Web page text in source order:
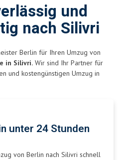
und
nach Silivri
Berlin für Ihren Umzug von
in Silivri. Wir sind Ihr Partner für
und kostengünstigen Umzug in
unter 24 Stunden
von Berlin nach Silivri schnell